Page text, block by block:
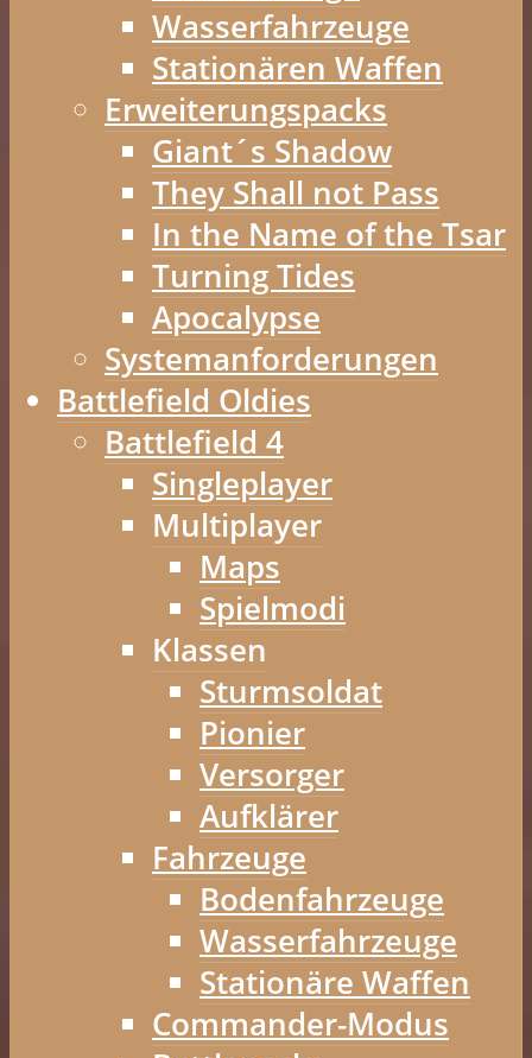
Wasserfahrzeuge
Stationären Waffen
Erweiterungspacks
Giant´s Shadow
They Shall not Pass
In the Name of the Tsar
Turning Tides
Apocalypse
Systemanforderungen
Battlefield Oldies
Battlefield 4
Singleplayer
Multiplayer
Maps
Spielmodi
Klassen
Sturmsoldat
Pionier
Versorger
Aufklärer
Fahrzeuge
Bodenfahrzeuge
Wasserfahrzeuge
Stationäre Waffen
Commander-Modus